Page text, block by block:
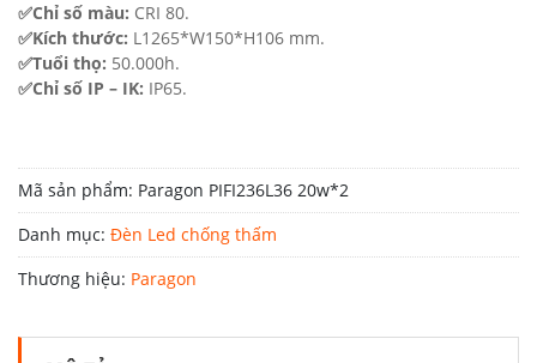
✅Chỉ số màu: CRI 80.
✅Kích thước: L1265*W150*H106 mm.
✅Tuổi thọ: 50.000h.
✅Chỉ số IP – IK: IP65.
Mã sản phẩm: Paragon PIFI236L36 20w*2
Danh mục: Đèn Led chống thấm
Thương hiệu: Paragon